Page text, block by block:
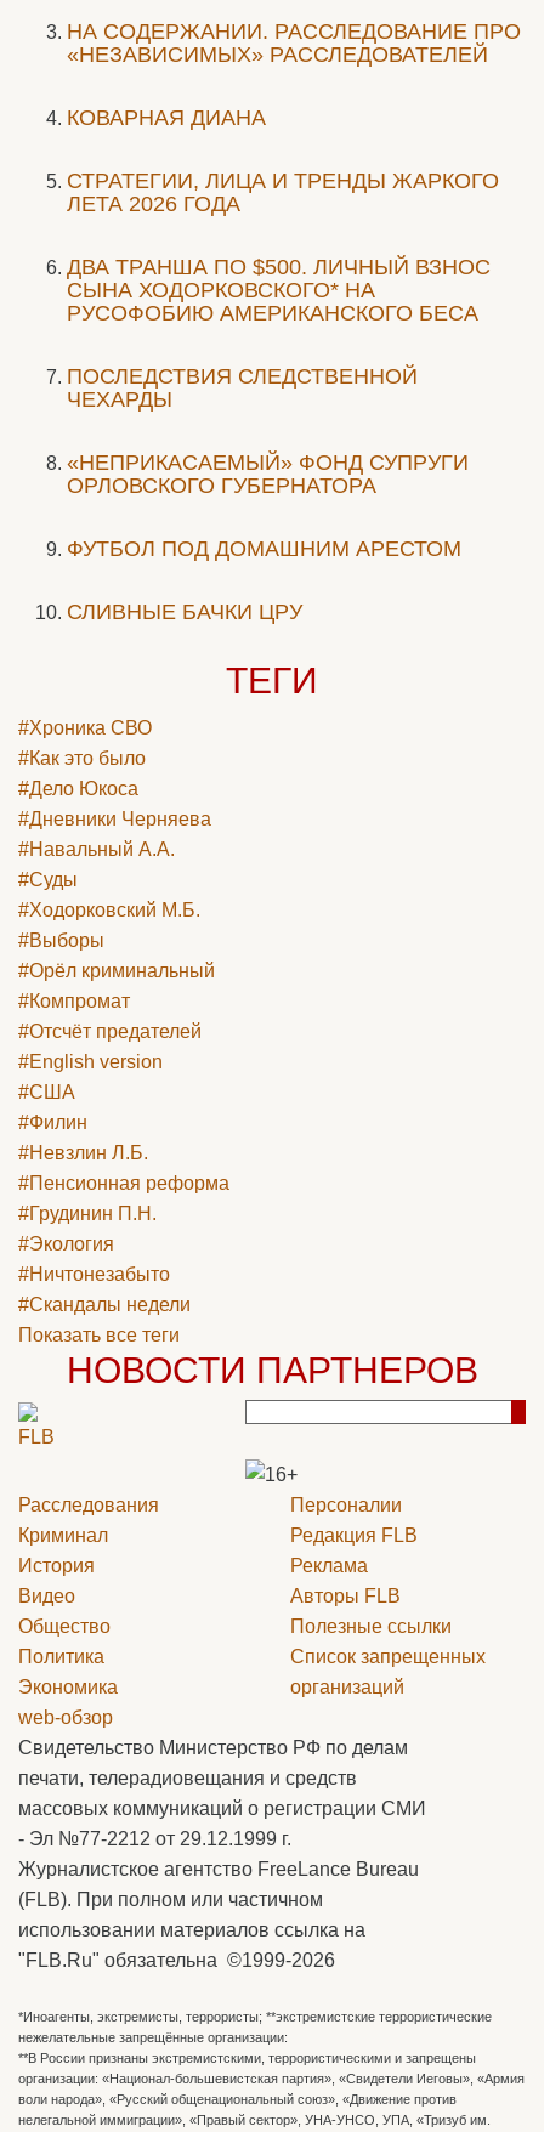
НА СОДЕРЖАНИИ. РАССЛЕДОВАНИЕ ПРО
«НЕЗАВИСИМЫХ» РАССЛЕДОВАТЕЛЕЙ
КОВАРНАЯ ДИАНА
СТРАТЕГИИ, ЛИЦА И ТРЕНДЫ ЖАРКОГО
ЛЕТА 2026 ГОДА
ДВА ТРАНША ПО $500. ЛИЧНЫЙ ВЗНОС
СЫНА ХОДОРКОВСКОГО* НА
РУСОФОБИЮ АМЕРИКАНСКОГО БЕСА
ПОСЛЕДСТВИЯ СЛЕДСТВЕННОЙ
ЧЕХАРДЫ
«НЕПРИКАСАЕМЫЙ» ФОНД СУПРУГИ
ОРЛОВСКОГО ГУБЕРНАТОРА
ФУТБОЛ ПОД ДОМАШНИМ АРЕСТОМ
СЛИВНЫЕ БАЧКИ ЦРУ
ТЕГИ
#Хроника СВО
#Как это было
#Дело Юкоса
#Дневники Черняева
#Навальный А.А.
#Суды
#Ходорковский М.Б.
#Выборы
#Орёл криминальный
#Компромат
#Отсчёт предателей
#English version
#США
#Филин
#Невзлин Л.Б.
#Пенсионная реформа
#Грудинин П.Н.
#Экология
#Ничтонезабыто
#Скандалы недели
Показать все теги
НОВОСТИ ПАРТНЕРОВ
Расследования
Криминал
История
Видео
Общество
Политика
Экономика
web-обзор
Персоналии
Редакция FLB
Реклама
Авторы FLB
Полезные ссылки
Список запрещенных
организаций
Свидетельство Министерство РФ по делам
печати, телерадиовещания и средств
массовых коммуникаций о регистрации СМИ
- Эл №77-2212 от 29.12.1999 г.
Журналистское агентство FreeLance Bureau
(FLB). При полном или частичном
использовании материалов ссылка на
"FLB.Ru" обязательна ©1999-2026
*Иноагенты, экстремисты, террористы; **экстремистские террористические
нежелательные запрещённые организации:
**В России признаны экстремистскими, террористическими и запрещены
организации: «Национал-большевистская партия», «Свидетели Иеговы», «Армия
воли народа», «Русский общенациональный союз», «Движение против
нелегальной иммиграции», «Правый сектор», УНА-УНСО, УПА, «Тризуб им.